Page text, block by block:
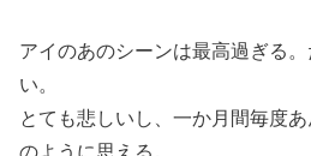
アイのあのシーンは最高過ぎる
い。
とても悲しいし、一か月間毎度
のように思える。